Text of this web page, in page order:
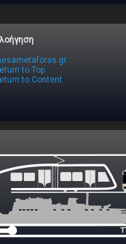
to Top
to Content